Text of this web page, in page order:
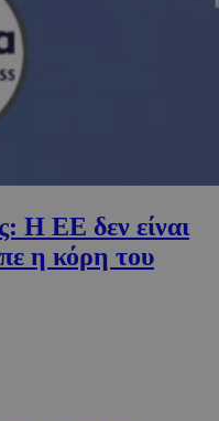
Η ΕΕ δεν είναι
η κόρη του